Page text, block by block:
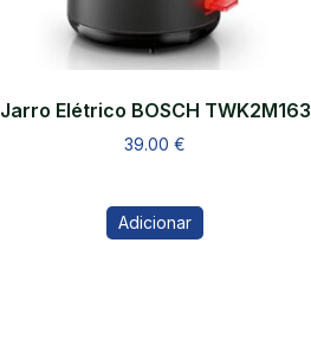
Jarro Elétrico BOSCH TWK2M163
39.00€
Adicionar